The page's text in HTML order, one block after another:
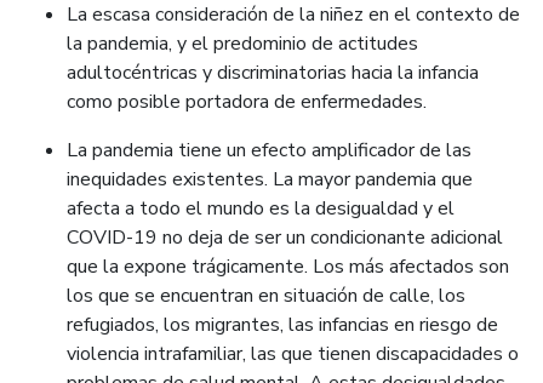
La escasa consideración de la niñez en el contexto de
la pandemia, y el predominio de actitudes
adultocéntricas y discriminatorias hacia la infancia
como posible portadora de enfermedades.
La pandemia tiene un efecto amplificador de las
inequidades existentes. La mayor pandemia que
afecta a todo el mundo es la desigualdad y el
COVID-19 no deja de ser un condicionante adicional
que la expone trágicamente. Los más afectados son
los que se encuentran en situación de calle, los
refugiados, los migrantes, las infancias en riesgo de
violencia intrafamiliar, las que tienen discapacidades o